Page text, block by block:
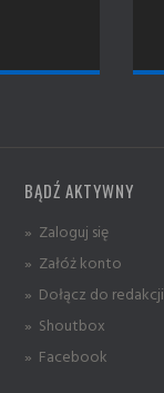
BĄDŹ AKTYWNY
» Zaloguj się
» Załóż konto
» Dołącz do redakcji
» Shoutbox
» Facebook